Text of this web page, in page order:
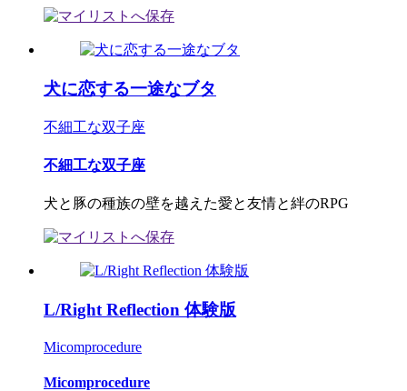
犬に恋する一途なブタ
不細工な双子座
不細工な双子座
犬と豚の種族の壁を越えた愛と友情と絆のRPG
L/Right Reflection 体験版
Micomprocedure
Micomprocedure